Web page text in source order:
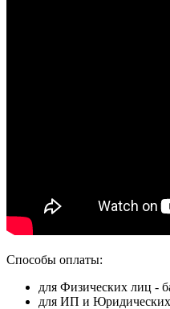
Способы оплаты:
для Физических лиц -
для ИП и Юридических